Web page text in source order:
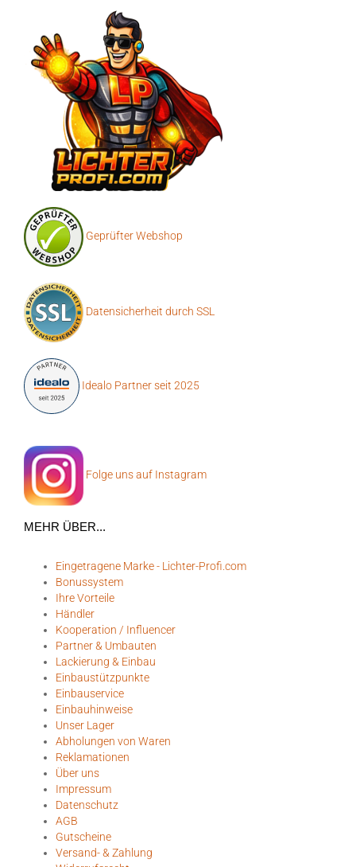
Geprüfter Webshop
Datensicherheit durch SSL
Idealo Partner seit 2025
Folge uns auf Instagram
MEHR ÜBER...
Eingetragene Marke - Lichter-Profi.com
Bonussystem
Ihre Vorteile
Händler
Kooperation / Influencer
Partner & Umbauten
Lackierung & Einbau
Einbaustützpunkte
Einbauservice
Einbauhinweise
Unser Lager
Abholungen von Waren
Reklamationen
Über uns
Impressum
Datenschutz
AGB
Gutscheine
Versand- & Zahlung